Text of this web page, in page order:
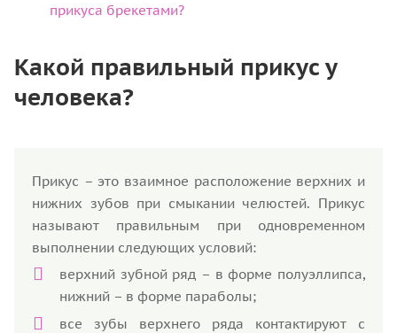
прикуса брекетами?
Какой правильный прикус у
человека?
Прикус – это взаимное расположение верхних и
нижних зубов при смыкании челюстей. Прикус
называют правильным при одновременном
выполнении следующих условий:
верхний зубной ряд – в форме полуэллипса,
нижний – в форме параболы;
все зубы верхнего ряда контактируют с